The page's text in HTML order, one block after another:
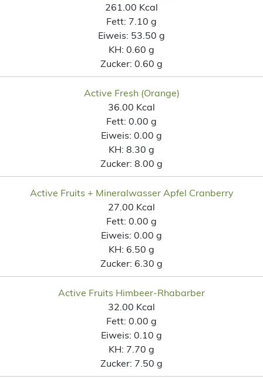
261.00 Kcal
Fett: 7.10 g
Eiweis: 53.50 g
KH: 0.60 g
Zucker: 0.60 g
Active Fresh (Orange)
36.00 Kcal
Fett: 0.00 g
Eiweis: 0.00 g
KH: 8.30 g
Zucker: 8.00 g
Active Fruits + Mineralwasser Apfel Cranberry
27.00 Kcal
Fett: 0.00 g
Eiweis: 0.00 g
KH: 6.50 g
Zucker: 6.30 g
Active Fruits Himbeer-Rhabarber
32.00 Kcal
Fett: 0.00 g
Eiweis: 0.10 g
KH: 7.70 g
Zucker: 7.50 g